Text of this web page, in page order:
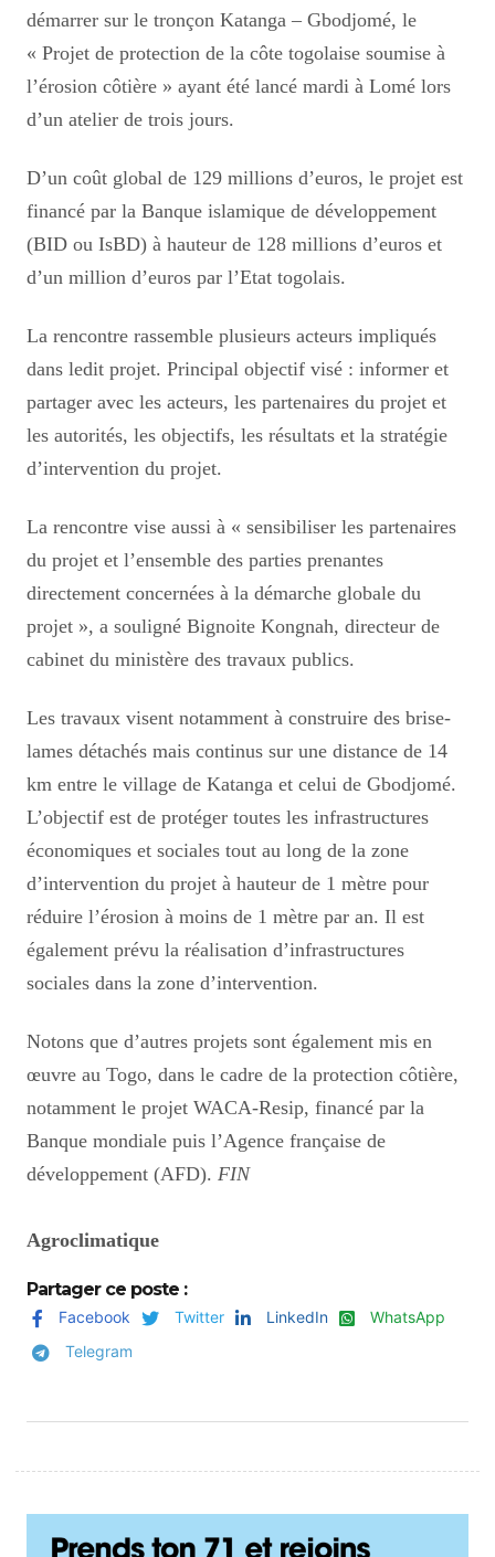
démarrer sur le tronçon Katanga – Gbodjomé, le
« Projet de protection de la côte togolaise soumise à
l’érosion côtière » ayant été lancé mardi à Lomé lors
d’un atelier de trois jours.
D’un coût global de 129 millions d’euros, le projet est
financé par la Banque islamique de développement
(BID ou IsBD) à hauteur de 128 millions d’euros et
d’un million d’euros par l’Etat togolais.
La rencontre rassemble plusieurs acteurs impliqués
dans ledit projet. Principal objectif visé : informer et
partager avec les acteurs, les partenaires du projet et
les autorités, les objectifs, les résultats et la stratégie
d’intervention du projet.
La rencontre vise aussi à « sensibiliser les partenaires
du projet et l’ensemble des parties prenantes
directement concernées à la démarche globale du
projet », a souligné Bignoite Kongnah, directeur de
cabinet du ministère des travaux publics.
Les travaux visent notamment à construire des brise-
lames détachés mais continus sur une distance de 14
km entre le village de Katanga et celui de Gbodjomé.
L’objectif est de protéger toutes les infrastructures
économiques et sociales tout au long de la zone
d’intervention du projet à hauteur de 1 mètre pour
réduire l’érosion à moins de 1 mètre par an. Il est
également prévu la réalisation d’infrastructures
sociales dans la zone d’intervention.
Notons que d’autres projets sont également mis en
œuvre au Togo, dans le cadre de la protection côtière,
notamment le projet WACA-Resip, financé par la
Banque mondiale puis l’Agence française de
développement (AFD). FIN
Agroclimatique
Partager ce poste :
Facebook Twitter LinkedIn
WhatsApp
Telegram